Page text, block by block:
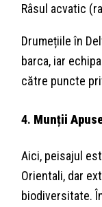
Râsul acvatic
Drumețiile în
barca, iar
către puncte
4. Munții
Aici, peisajul
Orientali, dar
biodiversitate.